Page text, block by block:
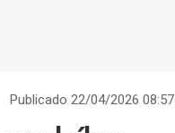
Publicado 22/04/2026 08:57